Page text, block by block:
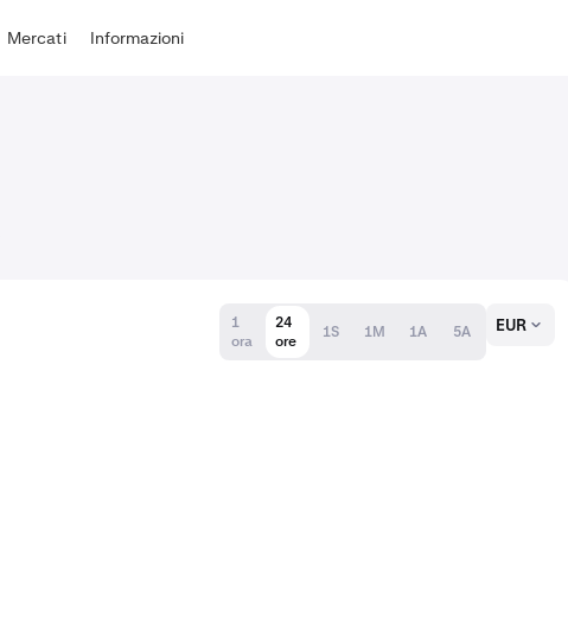
Mercati Informazioni
1
ora
24
ore
1S 1M 1A 5A EUR